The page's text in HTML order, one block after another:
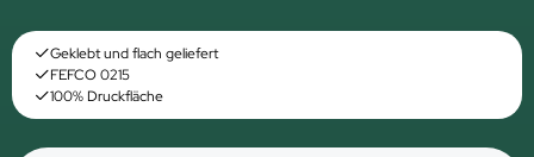
Geklebt und flach geliefert
FEFCO 0215
100% Druckfläche